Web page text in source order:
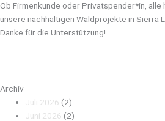
Ob Firmenkunde oder Privatspender*in, alle
unsere nachhaltigen Waldprojekte in Sierra
Danke für die Unterstützung!
Archiv
Juli 2026 (2)
Juni 2026 (2)